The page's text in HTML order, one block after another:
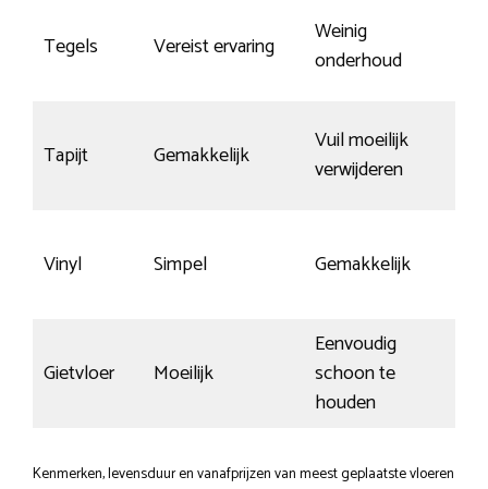
Tegels Vereist ervaring
Weinig
onderhoud
Tapijt Gemakkelijk
Vuil moeilijk
verwijderen
Vinyl Simpel Gemakkelijk
Gietvloer Moeilijk
Eenvoudig
schoon te
houden
Kenmerken, levensduur en vanafprijzen van meest geplaatste vloeren